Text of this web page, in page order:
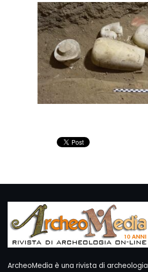
ArcheoMedia è una rivista di archeologia